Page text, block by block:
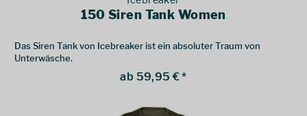
150 Siren Tank Women
Das Siren Tank von Icebreaker ist ein absoluter Traum von
Unterwäsche.
ab 59,95 € *